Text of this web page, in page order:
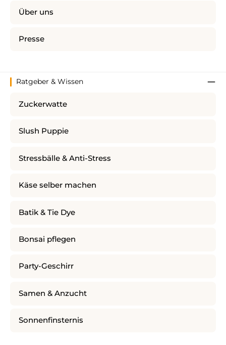
Über uns
Presse
Ratgeber & Wissen
Zuckerwatte
Slush Puppie
Stressbälle & Anti-Stress
Käse selber machen
Batik & Tie Dye
Bonsai pflegen
Party-Geschirr
Samen & Anzucht
Sonnenfinsternis